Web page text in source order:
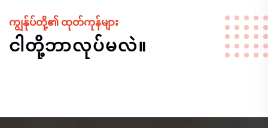
ကျွန်ုပ်တို့၏ ထုတ်ကုန်များ
ငါတို့ဘာလုပ်မလဲ။